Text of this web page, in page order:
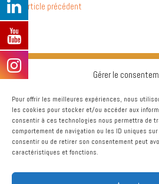
Gérer le
Pour offrir les meilleures expériences, nous
les cookies pour stocker et/ou accéder aux
consentir à ces technologies nous permettra de
comportement de navigation ou les ID uniques
consentir ou de retirer son consentement peut
caractéristiques et fonctions.
← Article précédent